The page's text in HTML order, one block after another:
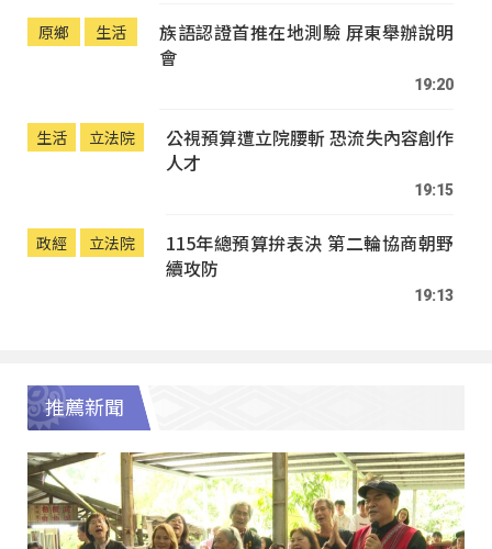
原鄉 生活
族語認證首推在地測驗 屏東舉辦說明
會
19:20
生活 立法院
公視預算遭立院腰斬 恐流失內容創作
人才
19:15
政經 立法院
115年總預算拚表決 第二輪協商朝野
續攻防
19:13
推薦新聞